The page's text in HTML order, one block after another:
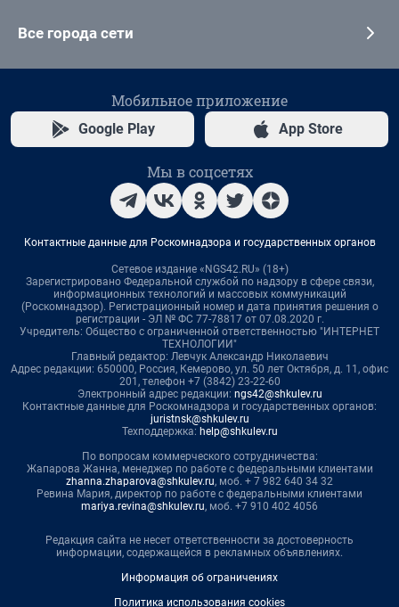
Все города сети
Мобильное приложение
Google Play App Store
Мы в соцсетях
Контактные данные для Роскомнадзора и государственных органов
Сетевое издание «NGS42.RU» (18+)
Зарегистрировано Федеральной службой по надзору в сфере связи,
информационных технологий и массовых коммуникаций
(Роскомнадзор). Регистрационный номер и дата принятия решения о
регистрации - ЭЛ № ФС 77-78817 от 07.08.2020 г.
Учредитель: Общество с ограниченной ответственностью "ИНТЕРНЕТ
ТЕХНОЛОГИИ"
Главный редактор: Левчук Александр Николаевич
Адрес редакции: 650000, Россия, Кемерово, ул. 50 лет Октября, д. 11, офис
201, телефон +7 (3842) 23-22-60
Электронный адрес редакции: ngs42@shkulev.ru
Контактные данные для Роскомнадзора и государственных органов:
juristnsk@shkulev.ru
Техподдержка: help@shkulev.ru
По вопросам коммерческого сотрудничества:
Жапарова Жанна, менеджер по работе с федеральными клиентами
zhanna.zhaparova@shkulev.ru, моб. + 7 982 640 34 32
Ревина Мария, директор по работе с федеральными клиентами
mariya.revina@shkulev.ru, моб. +7 910 402 4056
Редакция сайта не несет ответственности за достоверность
информации, содержащейся в рекламных объявлениях.
Информация об ограничениях
Политика использования cookies